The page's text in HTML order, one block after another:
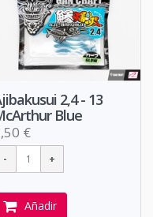
2,4 - 13
Blue
€
Añadir